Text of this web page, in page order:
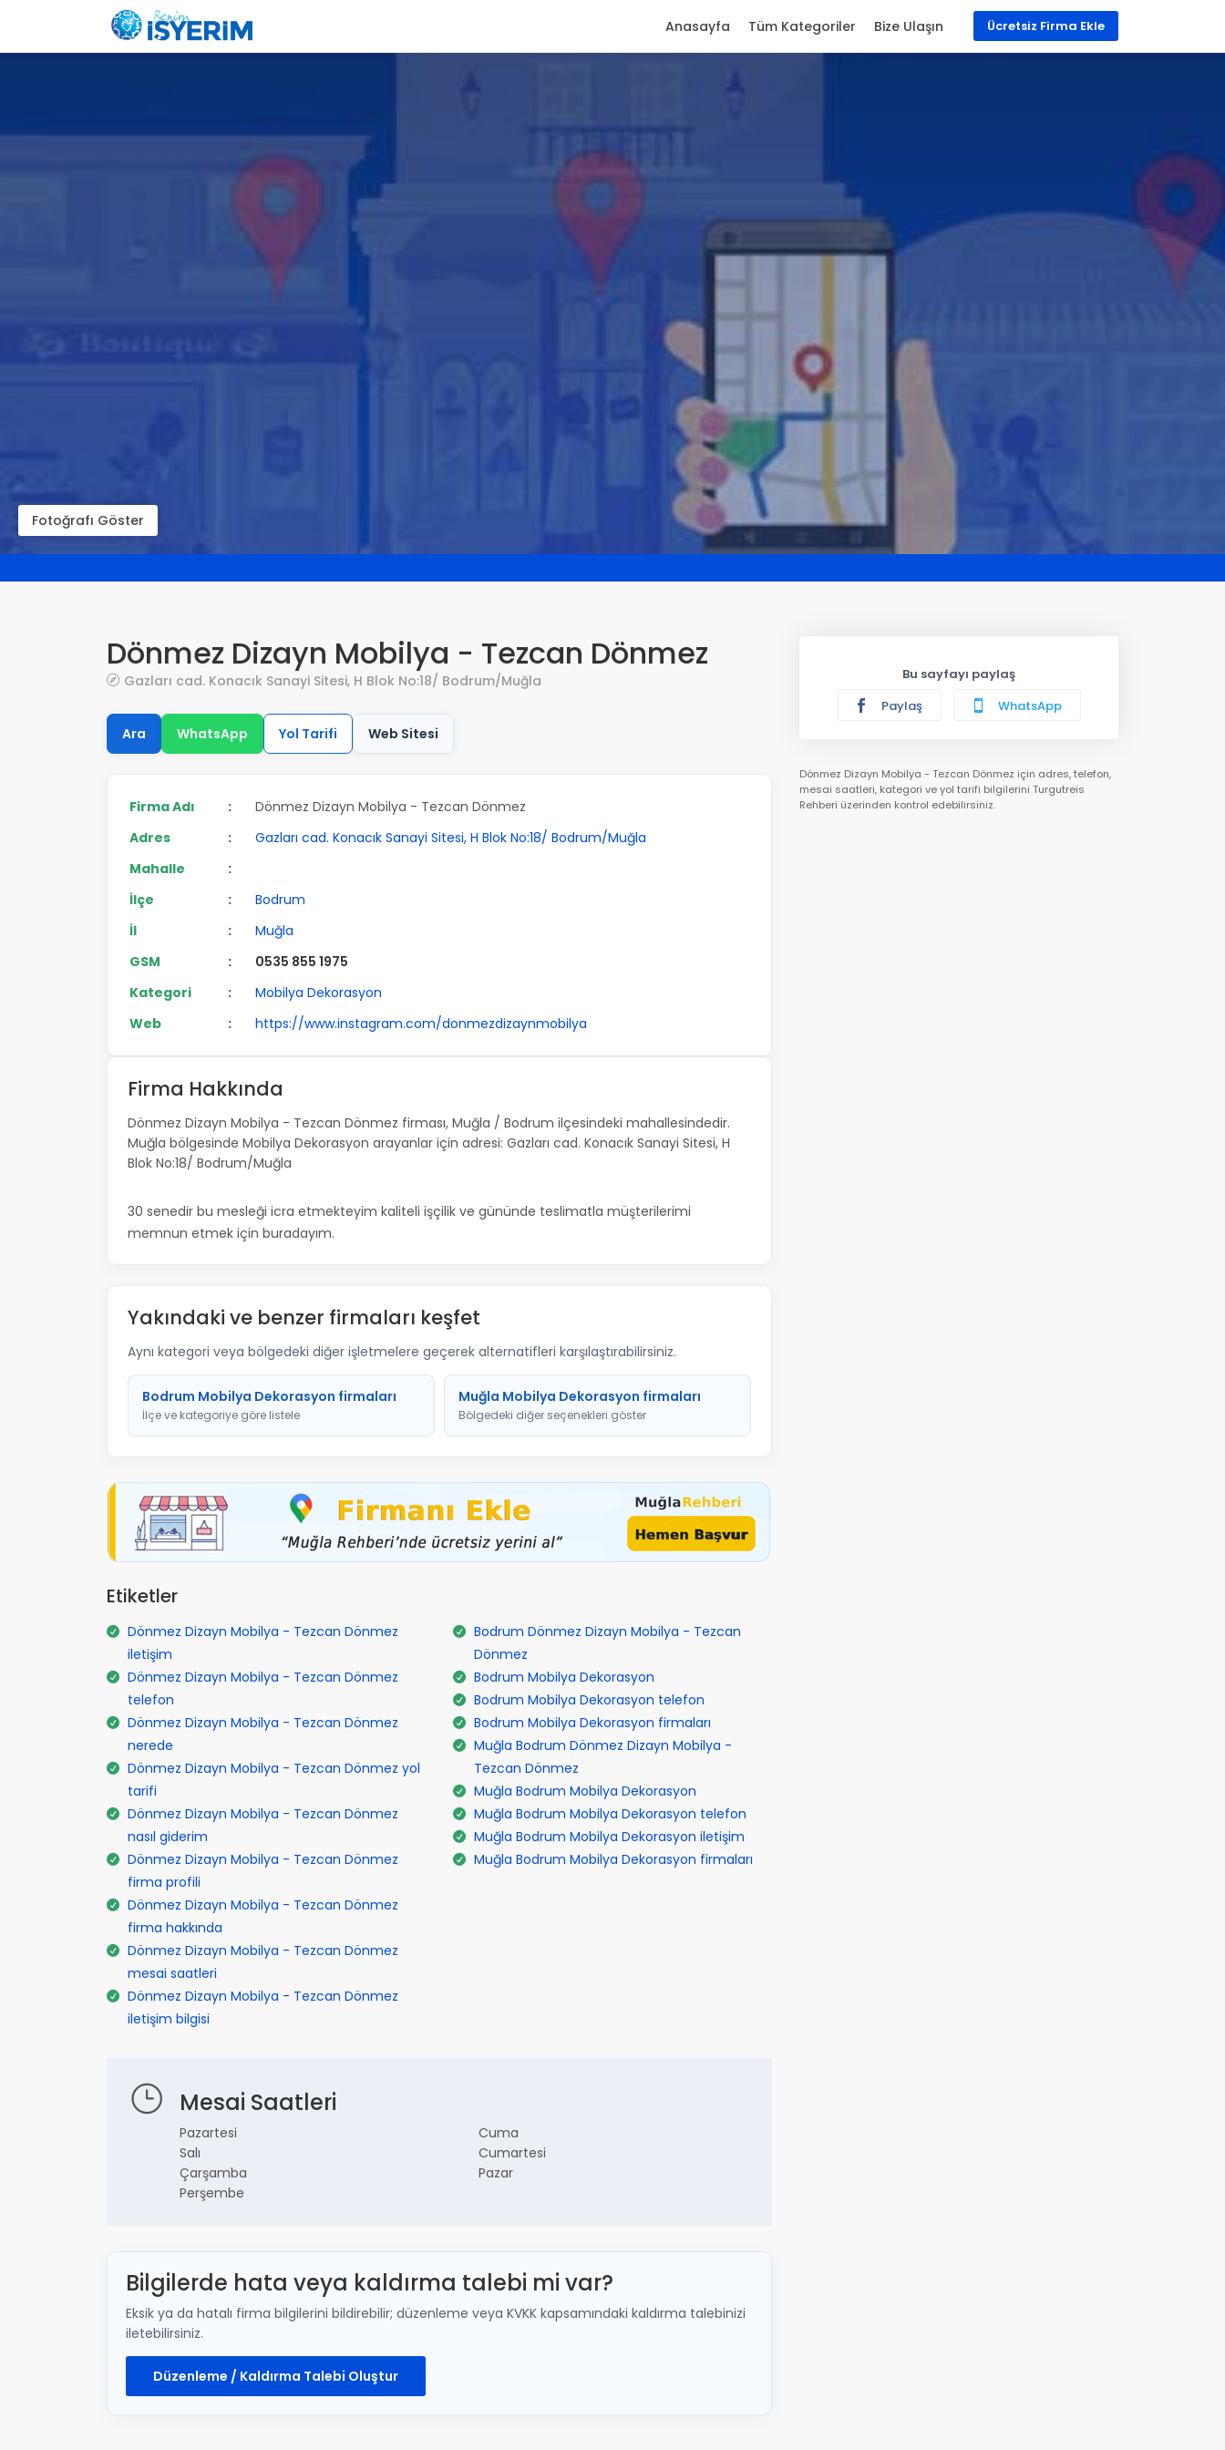
Ücretsiz Firma Ekle
Anasayfa Tüm Kategoriler Bize Ulaşın
Fotoğrafı Göster
Dönmez Dizayn Mobilya - Tezcan Dönmez
Gazları cad. Konacık Sanayi Sitesi, H Blok No:18/ Bodrum/Muğla
Ara WhatsApp Yol Tarifi Web Sitesi
Firma Adı :
Dönmez Dizayn Mobilya - Tezcan Dönmez
Adres
:
Gazları cad. Konacık Sanayi Sitesi, H Blok No:18/ Bodrum/Muğla
Mahalle
:
İlçe
:
Bodrum
İl
:
Muğla
GSM
:
0535 855 1975
Kategori
:
Mobilya Dekorasyon
Web
: https://www.instagram.com/donmezdizaynmobilya
Firma Hakkında
Dönmez Dizayn Mobilya - Tezcan Dönmez firması, Muğla / Bodrum ilçesindeki mahallesindedir.
Muğla bölgesinde Mobilya Dekorasyon arayanlar için adresi: Gazları cad. Konacık Sanayi Sitesi, H
Blok No:18/ Bodrum/Muğla
30 senedir bu mesleği icra etmekteyim kaliteli işçilik ve gününde teslimatla müşterilerimi
memnun etmek için buradayım.
Yakındaki ve benzer firmaları keşfet
Aynı kategori veya bölgedeki diğer işletmelere geçerek alternatifleri karşılaştırabilirsiniz.
Bodrum Mobilya Dekorasyon firmaları
İlçe ve kategoriye göre listele
Muğla Mobilya Dekorasyon firmaları
Bölgedeki diğer seçenekleri göster
Etiketler
Dönmez Dizayn Mobilya - Tezcan Dönmez
iletişim
Dönmez Dizayn Mobilya - Tezcan Dönmez
telefon
Dönmez Dizayn Mobilya - Tezcan Dönmez
nerede
Dönmez Dizayn Mobilya - Tezcan Dönmez yol
tarifi
Dönmez Dizayn Mobilya - Tezcan Dönmez
nasıl giderim
Dönmez Dizayn Mobilya - Tezcan Dönmez
firma profili
Dönmez Dizayn Mobilya - Tezcan Dönmez
firma hakkında
Dönmez Dizayn Mobilya - Tezcan Dönmez
mesai saatleri
Dönmez Dizayn Mobilya - Tezcan Dönmez
iletişim bilgisi
Bodrum Dönmez Dizayn Mobilya - Tezcan
Dönmez
Bodrum Mobilya Dekorasyon
Bodrum Mobilya Dekorasyon telefon
Bodrum Mobilya Dekorasyon firmaları
Muğla Bodrum Dönmez Dizayn Mobilya -
Tezcan Dönmez
Muğla Bodrum Mobilya Dekorasyon
Muğla Bodrum Mobilya Dekorasyon telefon
Muğla Bodrum Mobilya Dekorasyon iletişim
Muğla Bodrum Mobilya Dekorasyon firmaları
Mesai Saatleri
Pazartesi
Salı
Çarşamba
Perşembe
Cuma
Cumartesi
Pazar
Bilgilerde hata veya kaldırma talebi mi var?
Eksik ya da hatalı firma bilgilerini bildirebilir; düzenleme veya KVKK kapsamındaki kaldırma talebinizi
iletebilirsiniz.
Düzenleme / Kaldırma Talebi Oluştur
Bu sayfayı paylaş
Paylaş
WhatsApp
Dönmez Dizayn Mobilya - Tezcan Dönmez için adres, telefon,
mesai saatleri, kategori ve yol tarifi bilgilerini Turgutreis
Rehberi üzerinden kontrol edebilirsiniz.